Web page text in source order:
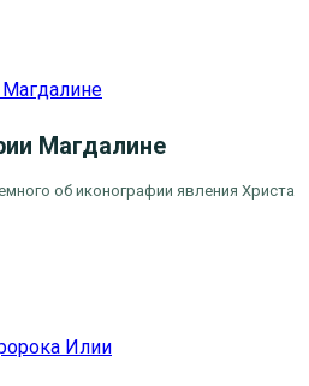
Магдалине
об иконографии явления Христа